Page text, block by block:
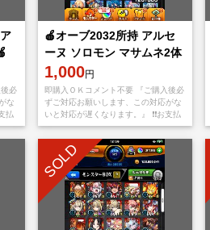
必
な
払
🍎オーブ2032所持 アルセ
ーヌ ソロモン マサムネ2体
ネオ🍎
1,000円
即購入ＯＫコメント不要 『ご購入後必
ずご対応お願いします、この対応がな
いと対応が遅くなります。』 ❗️❗️お支払
い後、アプリをappStoreもしくは
Googleplayから【捨てメアド
SOLD